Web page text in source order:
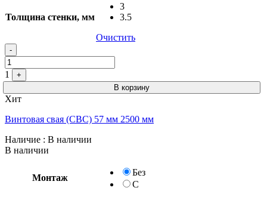
Толщина стенки, мм
3
3.5
Очистить
-
1
+
В корзину
Хит
Винтовая свая (СВС) 57 мм 2500 мм
Наличие : В наличии
В наличии
Монтаж
Без
С